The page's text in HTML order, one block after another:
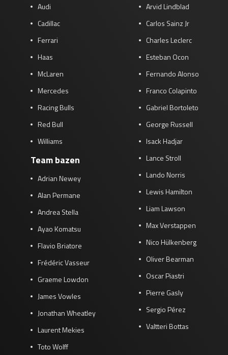
Audi
Cadillac
Ferrari
Haas
McLaren
Mercedes
Racing Bulls
Red Bull
Williams
Team bazen
Adrian Newey
Alan Permane
Andrea Stella
Ayao Komatsu
Flavio Briatore
Frédéric Vasseur
Graeme Lowdon
James Vowles
Jonathan Wheatley
Laurent Mekies
Toto Wolff
Arvid Lindblad
Carlos Sainz Jr
Charles Leclerc
Esteban Ocon
Fernando Alonso
Franco Colapinto
Gabriel Bortoleto
George Russell
Isack Hadjar
Lance Stroll
Lando Norris
Lewis Hamilton
Liam Lawson
Max Verstappen
Nico Hülkenberg
Oliver Bearman
Oscar Piastri
Pierre Gasly
Sergio Pérez
Valtteri Bottas